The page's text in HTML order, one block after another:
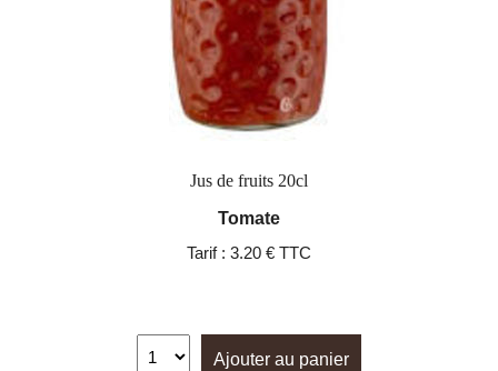
Jus de fruits 20cl
Tomate
Tarif : 3.20 € TTC
Ajouter au panier